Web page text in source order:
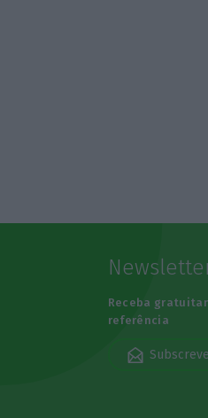
Receba
referência